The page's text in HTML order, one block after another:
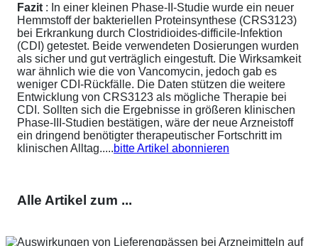
Fazit : In einer kleinen Phase-II-Studie wurde ein neuer
Hemmstoff der bakteriellen Proteinsynthese (CRS3123)
bei Erkrankung durch Clostridioides-difficile-Infektion
(CDI) getestet. Beide verwendeten Dosierungen wurden
als sicher und gut verträglich eingestuft. Die Wirksamkeit
war ähnlich wie die von Vancomycin, jedoch gab es
weniger CDI-Rückfälle. Die Daten stützen die weitere
Entwicklung von CRS3123 als mögliche Therapie bei
CDI. Sollten sich die Ergebnisse in größeren klinischen
Phase-III-Studien bestätigen, wäre der neue Arzneistoff
ein dringend benötigter therapeutischer Fortschritt im
klinischen Alltag.....bitte Artikel abonnieren
Alle Artikel zum ...